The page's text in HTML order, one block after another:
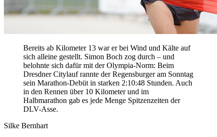
Bereits ab Kilometer 13 war er bei Wind und Kälte auf
sich alleine gestellt. Simon Boch zog durch – und
belohnte sich dafür mit der Olympia-Norm: Beim
Dresdner Citylauf rannte der Regensburger am Sonntag
sein Marathon-Debüt in starken 2:10:48 Stunden. Auch
in den Rennen über 10 Kilometer und im
Halbmarathon gab es jede Menge Spitzenzeiten der
DLV-Asse.
Silke Bernhart